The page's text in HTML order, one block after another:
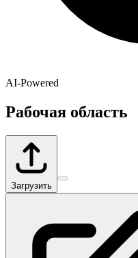
AI-Powered
Рабочая область
Загрузить